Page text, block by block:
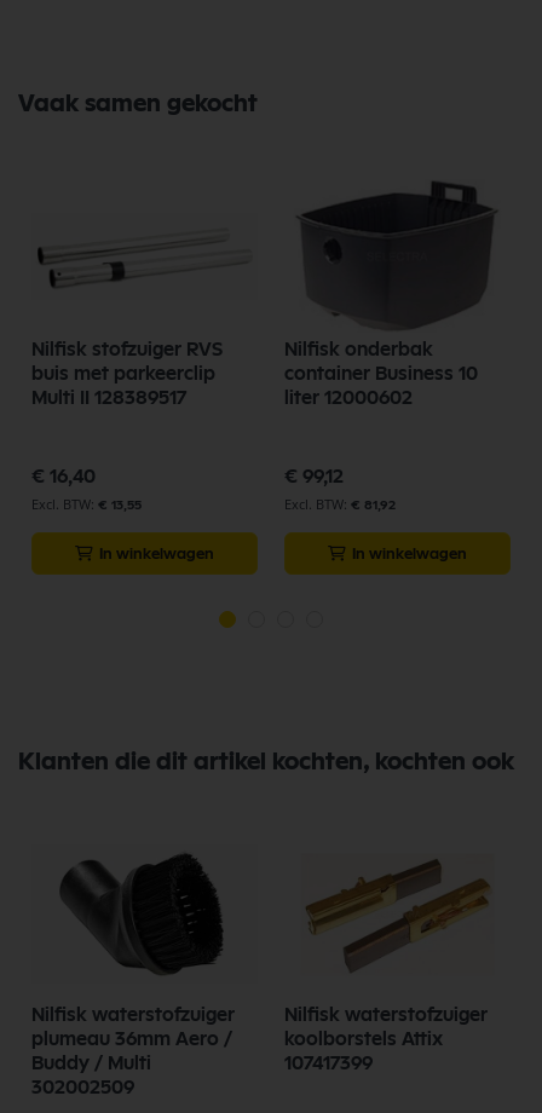
Vaak samen gekocht
Nilfisk stofzuiger RVS
buis met parkeerclip
Multi II 128389517
€ 16,40
€ 13,55
In winkelwagen
Nilfisk onderbak
container Business 10
liter 12000602
€ 99,12
€ 81,92
In winkelwagen
Klanten die dit artikel kochten, kochten ook
Nilfisk waterstofzuiger
plumeau 36mm Aero /
Buddy / Multi
302002509
Nilfisk waterstofzuiger
koolborstels Attix
107417399